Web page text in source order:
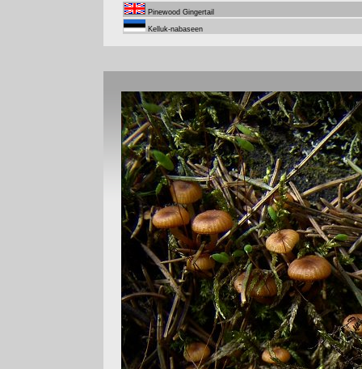
Pinewood Gingertail
Kelluk-nabaseen